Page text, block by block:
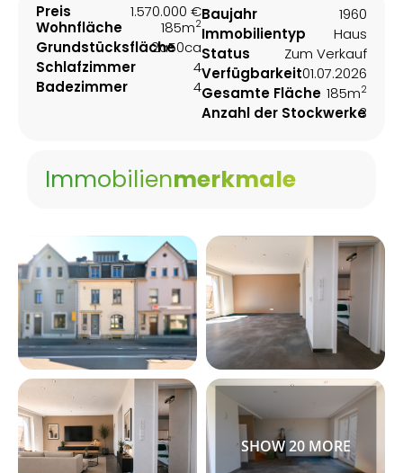
Preis
1.570.000 €
Wohnfläche
185m2
Grundstücksfläche2a50ca
Schlafzimmer
4
Badezimmer
4
Baujahr
1960
Immobilientyp
Haus
Status
Zum Verkauf
Verfügbarkeit01.07.2026
Gesamte Fläche 185m2
Anzahl der Stockwerke
3
Immobilienmerkmale